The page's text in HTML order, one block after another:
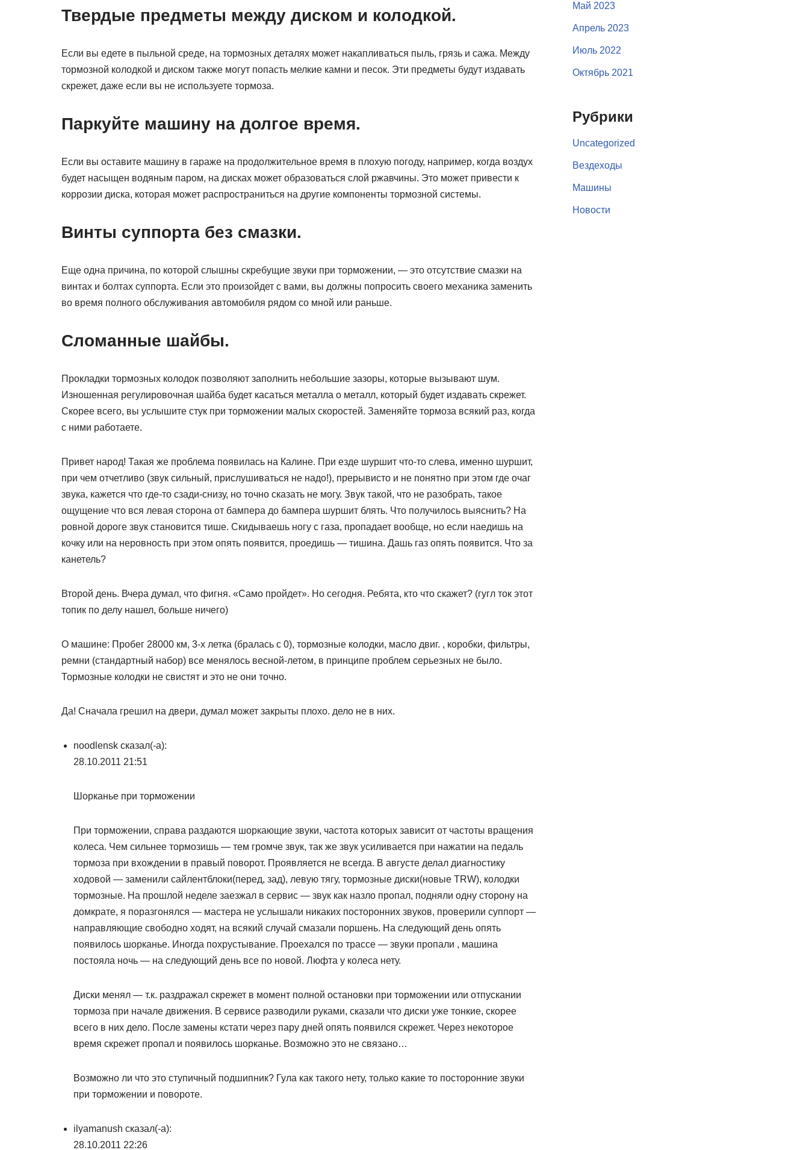
Твердые предметы между диском и колодкой.
Если вы едете в пыльной среде, на тормозных деталях может накапливаться пыль, грязь и сажа. Между
тормозной колодкой и диском также могут попасть мелкие камни и песок. Эти предметы будут издавать
скрежет, даже если вы не используете тормоза.
Паркуйте машину на долгое время.
Если вы оставите машину в гараже на продолжительное время в плохую погоду, например, когда воздух
будет насыщен водяным паром, на дисках может образоваться слой ржавчины. Это может привести к
коррозии диска, которая может распространиться на другие компоненты тормозной системы.
Винты суппорта без смазки.
Еще одна причина, по которой слышны скребущие звуки при торможении, — это отсутствие смазки на
винтах и ​​болтах суппорта. Если это произойдет с вами, вы должны попросить своего механика заменить
во время полного обслуживания автомобиля рядом со мной или раньше.
Сломанные шайбы.
Прокладки тормозных колодок позволяют заполнить небольшие зазоры, которые вызывают шум.
Изношенная регулировочная шайба будет касаться металла о металл, который будет издавать скрежет.
Скорее всего, вы услышите стук при торможении малых скоростей. Заменяйте тормоза всякий раз, когда
с ними работаете.
Привет народ! Такая же проблема появилась на Калине. При езде шуршит что-то слева, именно шуршит,
при чем отчетливо (звук сильный, прислушиваться не надо!), прерывисто и не понятно при этом где очаг
звука, кажется что где-то сзади-снизу, но точно сказать не могу. Звук такой, что не разобрать, такое
ощущение что вся левая сторона от бампера до бампера шуршит блять. Что получилось выяснить? На
ровной дороге звук становится тише. Скидываешь ногу с газа, пропадает вообще, но если наедишь на
кочку или на неровность при этом опять появится, проедишь — тишина. Дашь газ опять появится. Что за
канетель?
Второй день. Вчера думал, что фигня. «Само пройдет». Но сегодня. Ребята, кто что скажет? (гугл ток этот
топик по делу нашел, больше ничего)
О машине: Пробег 28000 км, 3-х летка (бралась с 0), тормозные колодки, масло двиг. , коробки, фильтры,
ремни (стандартный набор) все менялось весной-летом, в принципе проблем серьезных не было.
Тормозные колодки не свистят и это не они точно.
Да! Сначала грешил на двери, думал может закрыты плохо. дело не в них.
noodlensk сказал(-а):
28.10.2011 21:51
Шорканье при торможении
При торможении, справа раздаются шоркающие звуки, частота которых зависит от частоты вращения
колеса. Чем сильнее тормозишь — тем громче звук, так же звук усиливается при нажатии на педаль
тормоза при вхождении в правый поворот. Проявляется не всегда. В августе делал диагностику
ходовой — заменили сайлентблоки(перед, зад), левую тягу, тормозные диски(новые TRW), колодки
тормозные. На прошлой неделе заезжал в сервис — звук как назло пропал, подняли одну сторону на
домкрате, я поразгонялся — мастера не услышали никаких посторонних звуков, проверили суппорт —
направляющие свободно ходят, на всякий случай смазали поршень. На следующий день опять
появилось шорканье. Иногда похрустывание. Проехался по трассе — звуки пропали , машина
постояла ночь — на следующий день все по новой. Люфта у колеса нету.
Диски менял — т.к. раздражал скрежет в момент полной остановки при торможении или отпускании
тормоза при начале движения. В сервисе разводили руками, сказали что диски уже тонкие, скорее
всего в них дело. После замены кстати через пару дней опять появился скрежет. Через некоторое
время скрежет пропал и появилось шорканье. Возможно это не связано…
Возможно ли что это ступичный подшипник? Гула как такого нету, только какие то посторонние звуки
при торможении и повороте.
ilyamanush сказал(-а):
28.10.2011 22:26
Май 2023
Апрель 2023
Июль 2022
Октябрь 2021
Рубрики
Uncategorized
Вездеходы
Машины
Новости